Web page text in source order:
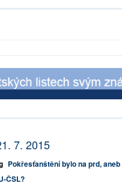
7. 2015
Pokřesťanštění bylo na prd,
ČSL?